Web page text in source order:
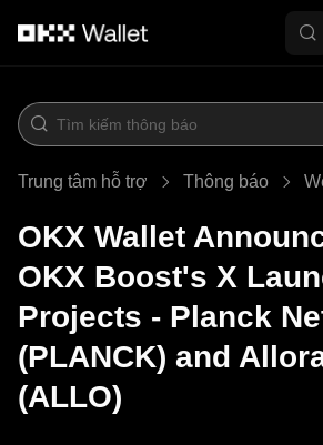
Trung tâm hỗ trợ Thông báo
OKX Wallet
OKX Boost's X
Projects - Planck
(PLANCK) and
(ALLO)